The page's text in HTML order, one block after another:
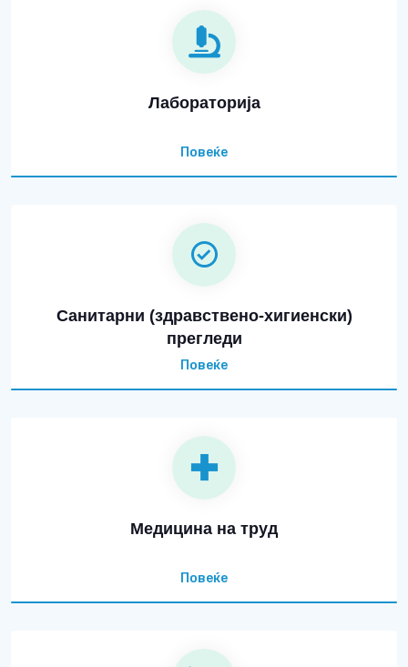
Лабораторија
Повеќе
Санитарни (здравствено-хигиенски)
прегледи
Повеќе
Медицина на труд
Повеќе